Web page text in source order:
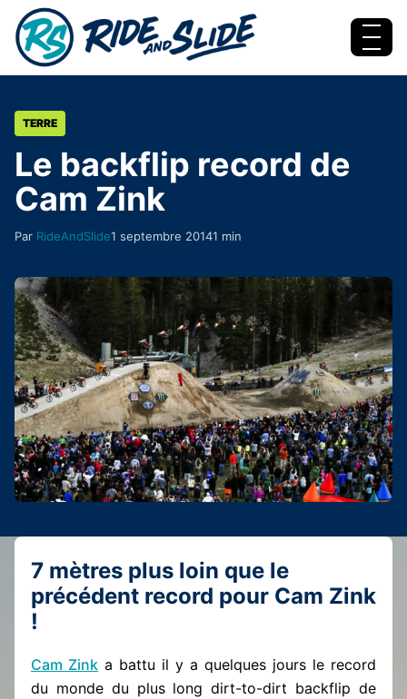
Aller au contenu
Menu
TERRE
Le backflip record de
Cam Zink
Par RideAndSlide1 septembre 20141 min
7 mètres plus loin que le
précédent record pour Cam Zink
!
Cam Zink a battu il y a quelques jours le record
du monde du plus long dirt-to-dirt backflip de